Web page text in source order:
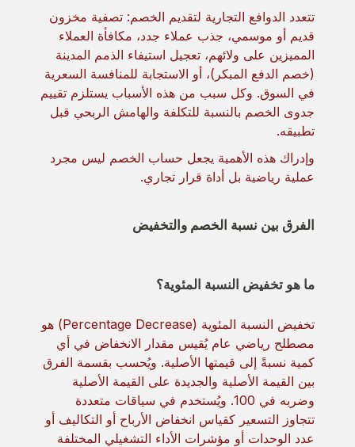
تتعدد الدوافع التجارية لتقديم الخصم: تصفية مخزون
قديم أو موسمي، جذب عملاء جدد، مكافأة العملاء
المميزين على ولائهم، تعجيل استيفاء الذمم المدينة
(خصم الدفع المبكر)، أو الاستجابة للمنافسة السعرية
في السوق. وكل سبب من هذه الأسباب يستلزم تقييم
جدوى الخصم بالنسبة للتكلفة والهامش الربحي قبل
تطبيقه.
وإدراك هذه الأهمية يجعل حساب الخصم ليس مجرد
عملية رياضية بل أداة قرار تجاري.
الفرق بين نسبة الخصم والتخفيض
ما هو تخفيض النسبة المئوية؟
تخفيض النسبة المئوية (Percentage Decrease) هو
مصطلح رياضي عام يُقيس مقدار الانخفاض في أي
كمية نسبةً إلى قيمتها الأصلية. ويُحسب بقسمة الفرق
بين القيمة الأصلية والجديدة على القيمة الأصلية
وضربه في 100. ويُستخدم في سياقات متعددة
تتجاوز التسعير كقياس انخفاض الأرباح أو التكاليف أو
عدد الوحدات أو مؤشرات الأداء التشغيلي المختلفة